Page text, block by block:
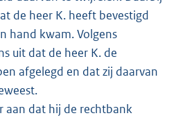
de heer K. heeft bevestigd
hand kwam. Volgens
uit dat de heer K. de
afgelegd en dat zij daarvan
aan dat hij de rechtbank